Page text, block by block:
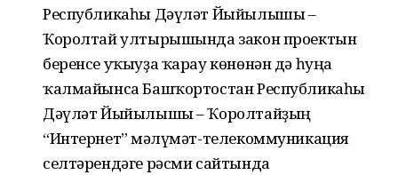
Республикаһы Дәүләт Йыйылышы –
Ҡоролтай ултырышында закон проектын
беренсе уҡыуҙа ҡарау көнөнән дә һуңға
ҡалмайынса Башҡортостан Республикаһы
Дәүләт Йыйылышы – Ҡоролтайҙың
“Интернет” мәғлүмәт-телекоммуникация
селтәрендәге рәсми сайтында